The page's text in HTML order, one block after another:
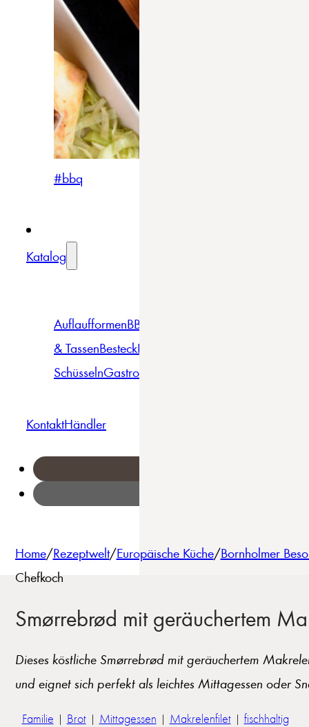
#bbq
Katalog
AuflaufformenBBQ
& TassenBesteckBowls &
SchüsselnGastro
KontaktHändler
Home/Rezeptwelt/Europäische Küche/Bornholmer
Chefkoch
Smørrebrød mit geräuchertem
Dieses köstliche Smørrebrød mit geräuchertem
und eignet sich perfekt als leichtes Mittagessen oder
Familie | Brot| Mittagessen | Makrelenfilet| fischhaltig